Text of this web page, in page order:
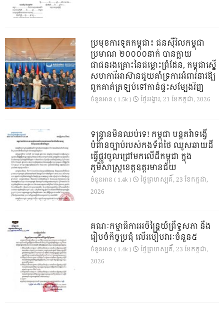
ប្រមុខការទូតកម្ពុជា៖ ជនស៊ីវិលកម្ពុជា
ប្រមាណ ២០០០០នាក់ បានក្លាយ
ជាជនរងគ្រោះនៃជម្លោះព្រំដែន, កម្ពុជាស្នើ
សហការីអាស៊ានជួយគាំទ្រការអំពាវនាវឱ្យ
ពួកគាត់ត្រឡប់ទៅកាន់ផ្ទះសម្បែងវិញ
ចំនួនអាន ( 1.5k ) ថ្ងៃ​អង្គារ, 21 ខែ​កក្កដា, 2026
ទន្ទ្រានមិនឈប់ទេ! កម្ពុជា បន្តតវ៉ាទង្វើ
បំពានច្បាប់របស់កងទ័ពថៃ ឈូសឆាយដី
ធ្វើផ្លូវចូលជ្រៅមកលើដីកម្ពុជា ក្នុង
ភូមិសាស្ត្រខេត្តឧត្តរមានជ័យ
ចំនួនអាន ( 1.4k )
ថ្ងៃ​ព្រហស្បតិ៍, 23 ខែ​កក្កដា,
2026
គណៈកម្មាធិការអចិន្ត្រៃយ៍ព្រឹទ្ធសភា នឹង
រៀបចំកិច្ចប្រជុំ លើរបៀបវារៈចំនួន៥
ចំនួនអាន ( 1.4k )
ថ្ងៃ​ព្រហស្បតិ៍, 23 ខែ​កក្កដា,
2026